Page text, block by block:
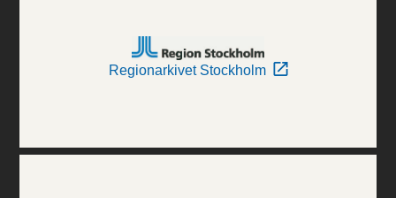
Regionarkivet Stockholm